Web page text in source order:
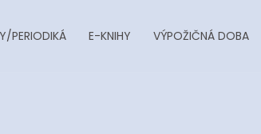
PERIODIKÁ E-KNIHY VÝPOŽIČNÁ DOBA